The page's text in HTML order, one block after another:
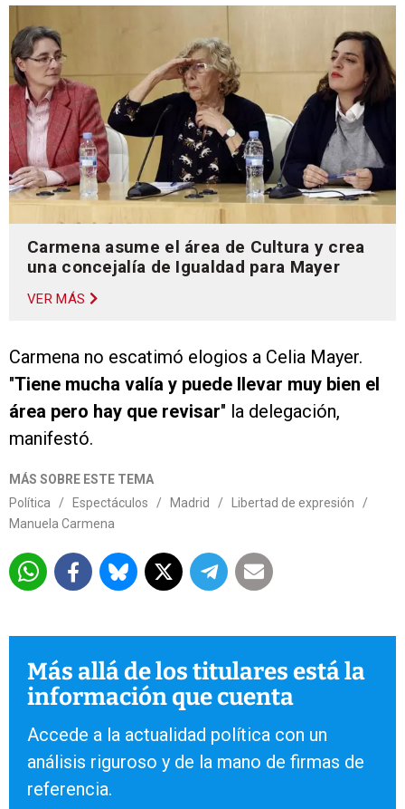
Carmena asume el área de Cultura y crea
una concejalía de Igualdad para Mayer
VER MÁS
Carmena no escatimó elogios a Celia Mayer.
"Tiene mucha valía y puede llevar muy bien el
área pero hay que revisar" la delegación,
manifestó.
MÁS SOBRE ESTE TEMA
Política
/ Espectáculos / Madrid / Libertad de expresión
/
Manuela Carmena
Más allá de los titulares está la
información que cuenta
Accede a la actualidad política con un
análisis riguroso y de la mano de firmas de
referencia.